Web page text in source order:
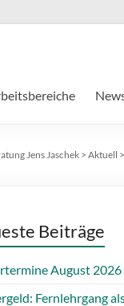
Jens Jaschek> Aktuell >
Beiträge
August 2026
Fernlehrgang